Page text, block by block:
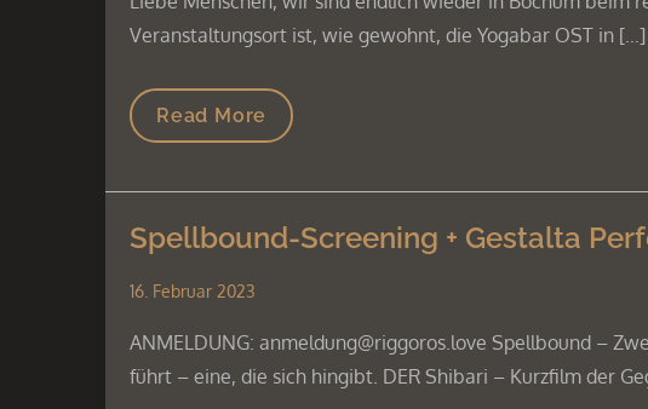
Veranstaltungsort ist, wie gewohnt, die Yogabar OST in […]
Read More
Spellbound-Screening + Gestalta
16. Februar 2023
ANMELDUNG: anmeldung@riggoros.love Spellbound –
führt – eine, die sich hingibt. DER Shibari – Kurzfilm der